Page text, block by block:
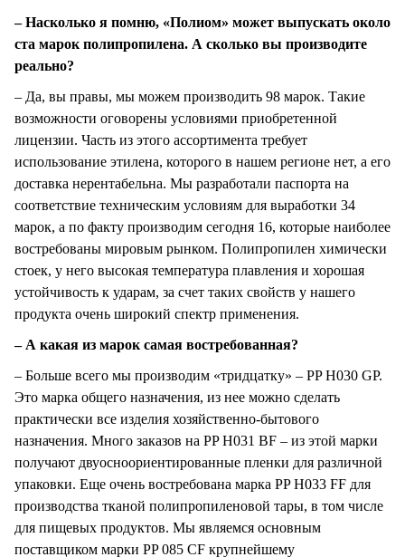
– Насколько я помню, «Полиом» может выпускать около
ста марок полипропилена. А сколько вы производите
реально?
– Да, вы правы, мы можем производить 98 марок. Такие
возможности оговорены условиями приобретенной
лицензии. Часть из этого ассортимента требует
использование этилена, которого в нашем регионе нет, а его
доставка нерентабельна. Мы разработали паспорта на
соответствие техническим условиям для выработки 34
марок, а по факту производим сегодня 16, которые наиболее
востребованы мировым рынком. Полипропилен химически
стоек, у него высокая температура плавления и хорошая
устойчивость к ударам, за счет таких свойств у нашего
продукта очень широкий спектр применения.
– А какая из марок самая востребованная?
– Больше всего мы производим «тридцатку» – PP H030 GP.
Это марка общего назначения, из нее можно сделать
практически все изделия хозяйственно-бытового
назначения. Много заказов на PP H031 BF – из этой марки
получают двуосноориентированные пленки для различной
упаковки. Еще очень востребована марка PP H033 FF для
производства тканой полипропиленовой тары, в том числе
для пищевых продуктов. Мы являемся основным
поставщиком марки PP 085 CF крупнейшему